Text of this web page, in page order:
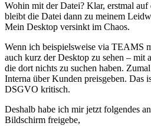
Wohin mit der Datei? Klar, erstmal
bleibt die Datei dann zu meinem
Mein Desktop versinkt im Chaos.
Wenn ich beispielsweise via TEAMS
auch kurz der Desktop zu sehen – mit
die dort nichts zu suchen haben.
Interna über Kunden preisgeben. Das
DSGVO kritisch.
Deshalb habe ich mir jetzt folgendes
Bildschirm freigebe,